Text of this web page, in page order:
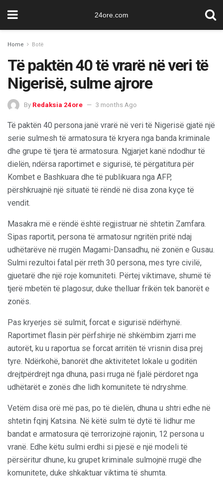
24ore.com
Home Botë
Të paktën 40 të vrarë në veri të
Nigerisë, sulme ajrore
By Redaksia 24ore 3 months Ago
Të paktën 40 persona janë vrarë në veri të Nigerisë gjatë një
serie sulmesh të armatosura të kryera nga banda kriminale
dhe grupe të tjera të armatosura. Ngjarjet kanë ndodhur të
dielën, ndërsa raportimet e sigurisë, të përgatitura për
Kombet e Bashkuara dhe të publikuara nga AFP,
përshkruajnë një situatë të rëndë në disa zona kyçe të
vendit.
Masakra më e rëndë është regjistruar në shtetin Zamfara.
Sipas raportit, persona të armatosur ngritën pritë ndaj
udhëtarëve në rrugën Magami-Dansadhu, në zonën e Gusau.
Sulmi rezultoi fatal për rreth 30 persona, mes tyre civilë,
gjuetarë dhe një roje komuniteti. Përtej viktimave, shumë të
tjerë mbetën të plagosur, duke thelluar frikën tek banorët e
zonës.
Pas kryerjes së sulmit, forcat e sigurisë ndërhynë.
Raportimet flasin për përfshirje në shkëmbim zjarri me
autorët, ku u raportua se forcat arritën të vrisnin disa prej
tyre. Ndërkohë, banorët dhe aktivitetet lokale u goditën
drejtpërdrejt nga dhuna, pasi rruga në fjalë përdoret nga
udhëtarët e zonës dhe lidh komunitete të ndryshme.
Vetëm disa orë më pas, po të dielën, dhuna u shtri edhe në
shtetin fqinj Katsina. Në këtë sulm të dytë të lidhur me
bandat e armatosura që terrorizojnë rajonin, 12 persona u
vranë. Edhe këtu sulmi erdhi si pjesë e një modeli të
përsëritur dhune, ku grupet kriminale sulmojnë rrugë dhe
komunitete, duke shkaktuar viktima të shumta.